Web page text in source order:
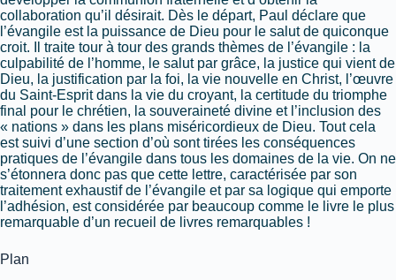
collaboration qu’il désirait. Dès le départ, Paul déclare que
l’évangile est la puissance de Dieu pour le salut de quiconque
croit. Il traite tour à tour des grands thèmes de l’évangile : la
culpabilité de l’homme, le salut par grâce, la justice qui vient de
Dieu, la justification par la foi, la vie nouvelle en Christ, l’œuvre
du Saint-Esprit dans la vie du croyant, la certitude du triomphe
final pour le chrétien, la souveraineté divine et l’inclusion des
« nations » dans les plans miséricordieux de Dieu. Tout cela
est suivi d’une section d’où sont tirées les conséquences
pratiques de l’évangile dans tous les domaines de la vie. On ne
s’étonnera donc pas que cette lettre, caractérisée par son
traitement exhaustif de l’évangile et par sa logique qui emporte
l’adhésion, est considérée par beaucoup comme le livre le plus
remarquable d’un recueil de livres remarquables !
Plan